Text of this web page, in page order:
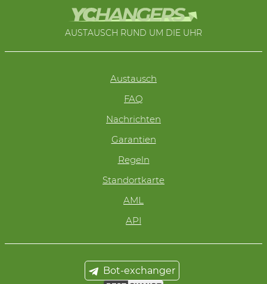
AUSTAUSCH RUND UM DIE UHR
Austausch
FAQ
Nachrichten
Garantien
Regeln
Standortkarte
AML
API
Bot-exchanger